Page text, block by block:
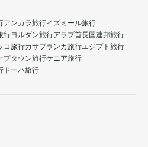
アンカラ旅行イズミール旅行
行ヨルダン旅行アラブ首長国連邦旅行
コ旅行カサブランカ旅行エジプト旅行
プタウン旅行ケニア旅行
ドーハ旅行